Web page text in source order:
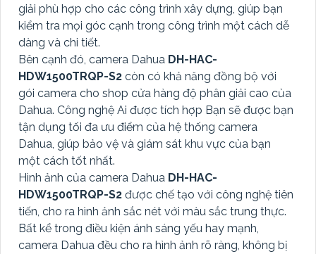
giải phù hợp cho các công trình xây dựng, giúp bạn
kiểm tra mọi góc cạnh trong công trình một cách dễ
dàng và chi tiết.
Bên cạnh đó, camera Dahua DH-HAC-
HDW1500TRQP-S2 còn có khả năng đồng bộ với
gói camera cho shop cửa hàng độ phân giải cao của
Dahua. Công nghệ Ai được tích hợp Bạn sẽ được bạn
tận dụng tối đa ưu điểm của hệ thống camera
Dahua, giúp bảo vệ và giám sát khu vực của bạn
một cách tốt nhất.
Hình ảnh của camera Dahua DH-HAC-
HDW1500TRQP-S2 được chế tạo với công nghệ tiên
tiến, cho ra hình ảnh sắc nét với màu sắc trung thực.
Bất kể trong điều kiện ánh sáng yếu hay mạnh,
camera Dahua đều cho ra hình ảnh rõ ràng, không bị